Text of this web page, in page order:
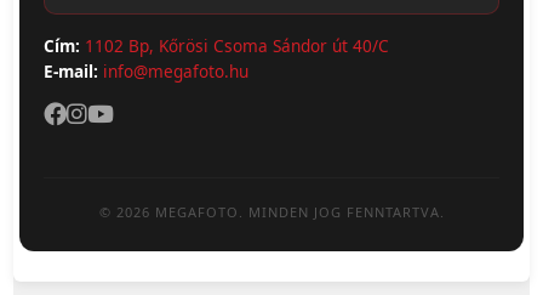
Cím: 1102 Bp, Kőrösi Csoma Sándor út 40/C
E-mail: info@megafoto.hu
© 2026 MEGAFOTO. MINDEN JOG FENNTARTVA.